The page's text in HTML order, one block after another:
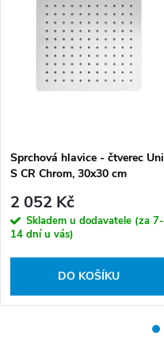
Sprchová hlavice - čtverec Uni
S CR Chrom, 30x30 cm
2 052 Kč
Skladem u dodavatele (za 7-
14 dní u vás)
DO KOŠÍKU